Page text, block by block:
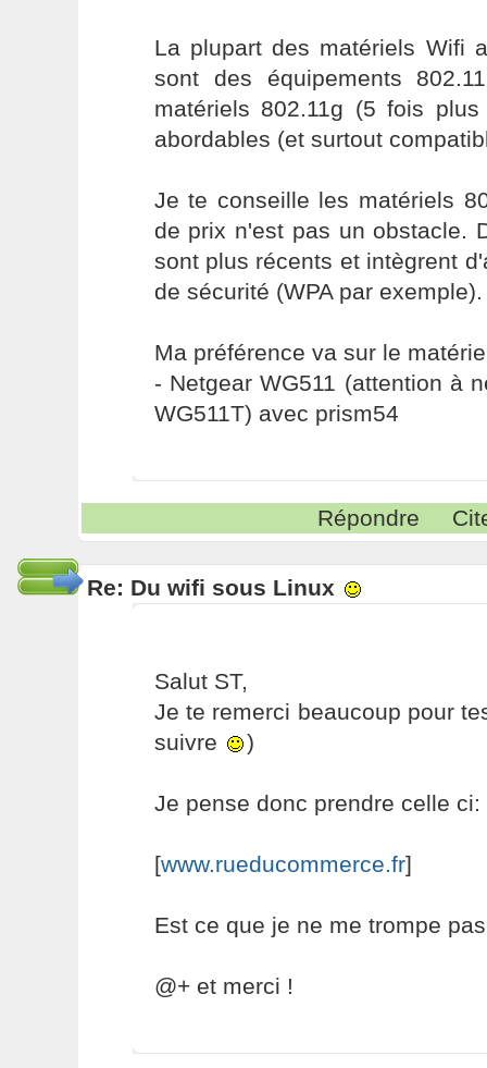
La plupart des matériels Wifi
sont des équipements
matériels 802.11g (5 fois
abordables (et surtout
Je te conseille les matériels
de prix n'est pas un obstacle.
sont plus récents et intègrent
de sécurité (WPA par exemple).
Ma préférence va sur le
- Netgear WG511 (attention à
WG511T) avec prism54
Répondre
Re: Du wifi sous Linux
Salut ST,
Je te remerci beaucoup pour
suivre
)
Je pense donc prendre celle ci:
[www.rueducommerce.fr]
Est ce que je ne me trompe
@+ et merci !